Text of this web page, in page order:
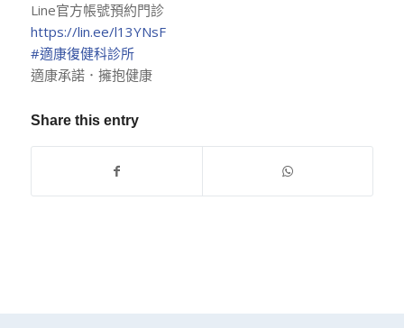
Line官方帳號預約門診
https://lin.ee/l13YNsF
#適康復健科診所
適康承諾．擁抱健康
Share this entry